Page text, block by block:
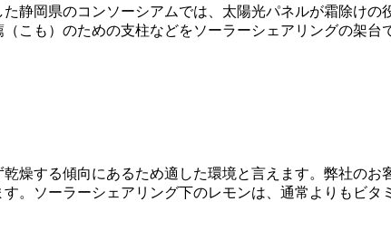
静岡県のコンソーシアムでは、太陽光パネルが霜除けの
こも）のための支柱などをソーラーシェアリングの架台
燥する傾向にあるため適した環境と言えます。弊社のお
。ソーラーシェアリング下のレモンは、通常よりもビタ